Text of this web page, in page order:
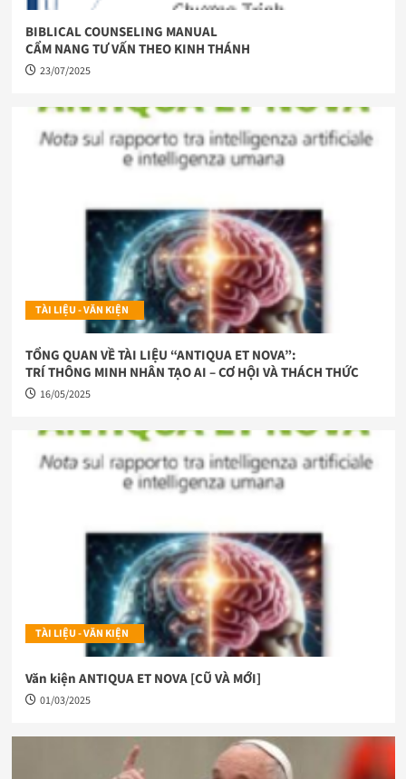
BIBLICAL COUNSELING MANUAL
CẨM NANG TƯ VẤN THEO KINH THÁNH
23/07/2025
TÀI LIỆU - VĂN KIỆN
TỔNG QUAN VỀ TÀI LIỆU “ANTIQUA ET NOVA”:
TRÍ THÔNG MINH NHÂN TẠO AI – CƠ HỘI VÀ THÁCH THỨC
16/05/2025
TÀI LIỆU - VĂN KIỆN
Văn kiện ANTIQUA ET NOVA [CŨ VÀ MỚI]
01/03/2025